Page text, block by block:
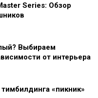
Series: Обзор
Выбираем
от интерьера
«пикник»